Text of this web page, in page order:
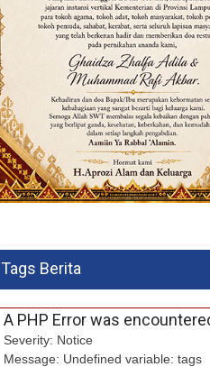
Tags Berita
A PHP Error was
Severity: Notice
Message: Undefined variable: tags